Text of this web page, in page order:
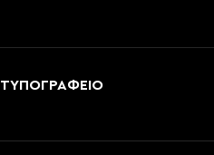
ΤΥΠΟΓΡΑΦΕΙΟ